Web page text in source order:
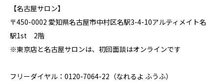
【名古屋サロン】
〒450-0002 愛知県名古屋市中村区名駅3-4-10アルティメイト名
駅1st 2階
※東京店と名古屋サロンは、初回面談はオンラインです
フリーダイヤル：0120-7064-22（なれるよ ふうふ）